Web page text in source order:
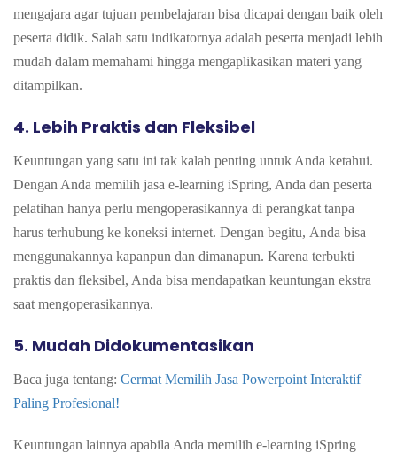
mengajara agar tujuan pembelajaran bisa dicapai dengan baik oleh
peserta didik. Salah satu indikatornya adalah peserta menjadi lebih
mudah dalam memahami hingga mengaplikasikan materi yang
ditampilkan.
4. Lebih Praktis dan Fleksibel
Keuntungan yang satu ini tak kalah penting untuk Anda ketahui.
Dengan Anda memilih jasa e-learning iSpring, Anda dan peserta
pelatihan hanya perlu mengoperasikannya di perangkat tanpa
harus terhubung ke koneksi internet. Dengan begitu, Anda bisa
menggunakannya kapanpun dan dimanapun. Karena terbukti
praktis dan fleksibel, Anda bisa mendapatkan keuntungan ekstra
saat mengoperasikannya.
5. Mudah Didokumentasikan
Baca juga tentang: Cermat Memilih Jasa Powerpoint Interaktif
Paling Profesional!
Keuntungan lainnya apabila Anda memilih e-learning iSpring